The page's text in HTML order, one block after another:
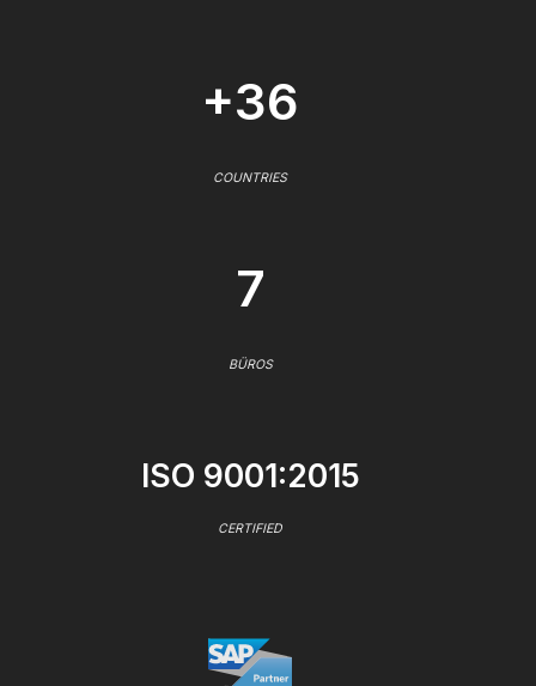
+36
COUNTRIES
7
BÜROS
ISO 9001:2015
CERTIFIED